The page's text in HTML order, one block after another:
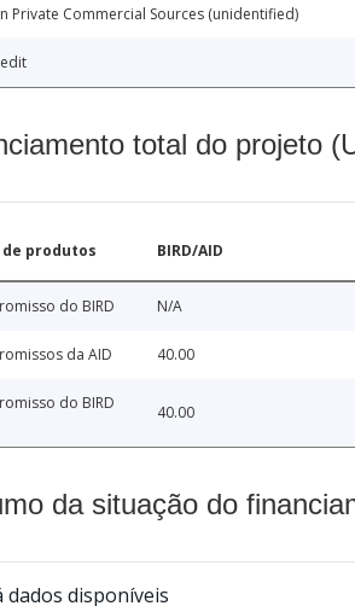
Private Commercial Sources (unidentified)
total do projeto
de produtos BIRD/AID
do BIRD N/A
da AID 40.00
do BIRD
40.00
da situação do
dados disponíveis